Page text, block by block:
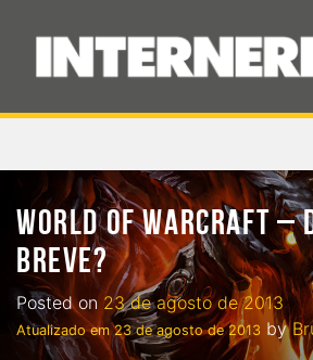
WORLD OF WARCRAFT –
BREVE?
Posted on 23 de agosto de 2013
Atualizado em23 de agosto de 2013 by